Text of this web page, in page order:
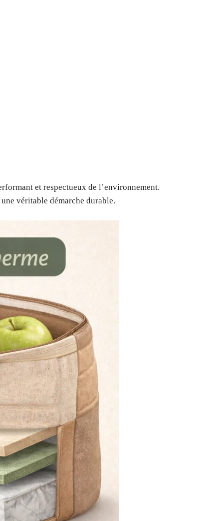
et respectueux de l’environnement.
véritable démarche durable.